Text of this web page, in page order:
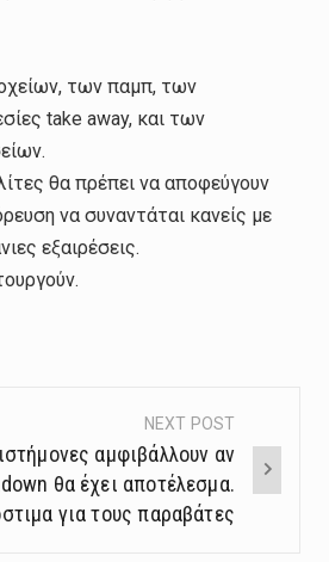
των παμπ, των
take away, και των
θα πρέπει να αποφεύγουν
να συναντάται κανείς με
εξαιρέσεις.
NEXT POST
αμφιβάλλουν αν
θα έχει αποτέλεσμα.
για τους παραβάτες